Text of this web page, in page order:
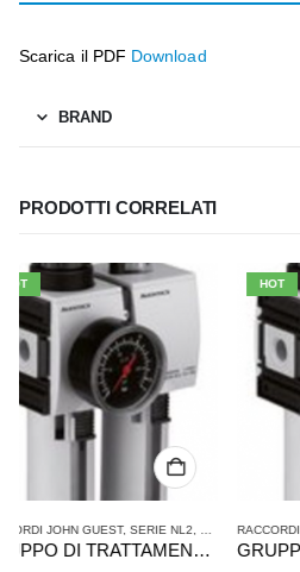
Scarica il PDF Download
BRAND
PRODOTTI CORRELATI
ARIA COMPRESSA
RACCORDI JOHN GUEST, SERIE NL2 ,
GRUPPO DI TRATTAMENTO ARIA IN 2 PARTI AVENTICS SERIE AS2-ACD R412006299